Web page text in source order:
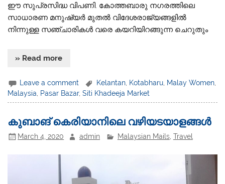
ഈ സുപ്രസിദ്ധ വിപണി. കോത്തബാരു നഗരത്തിലെ
സാധാരണ മനുഷ്യര്‍ മുതല്‍ വിദേശരാജ്യങ്ങളില്‍
നിന്നുള്ള സഞ്ചാരികള്‍ വരെ കയറിയിറങ്ങുന്ന ചെറുതും
» Read more
Leave a comment Kelantan Kotabharu Malay Women
Malaysia, Pasar Bazar,Siti Khadeeja Market
കുബാങ് കെരിയാനിലെ വഴിയടയാളങ്ങള്‍
March 4, 2020 admin Malaysian Mails, Travel